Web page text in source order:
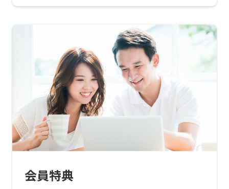
会員特典
For
foreigners
Central
Sports